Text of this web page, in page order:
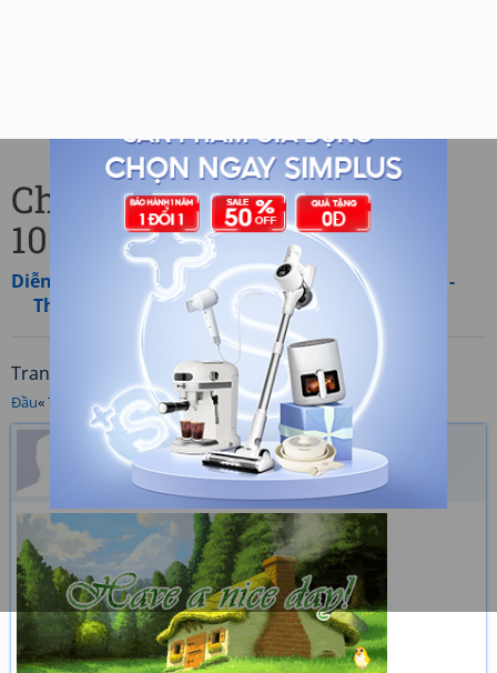
Chủ đề: Chợ quê... - Trang
100
Diễn đàn Cùng nhau tham gia»Thơ thành viên -
Thơ tập cổ
Trang /100 (1000 bài viết)
Đầu«Trước ‹ ... [98] [99] [100]
nguoi_ban
Ngày gửi: 25/08/2012 23:25
19 người thích